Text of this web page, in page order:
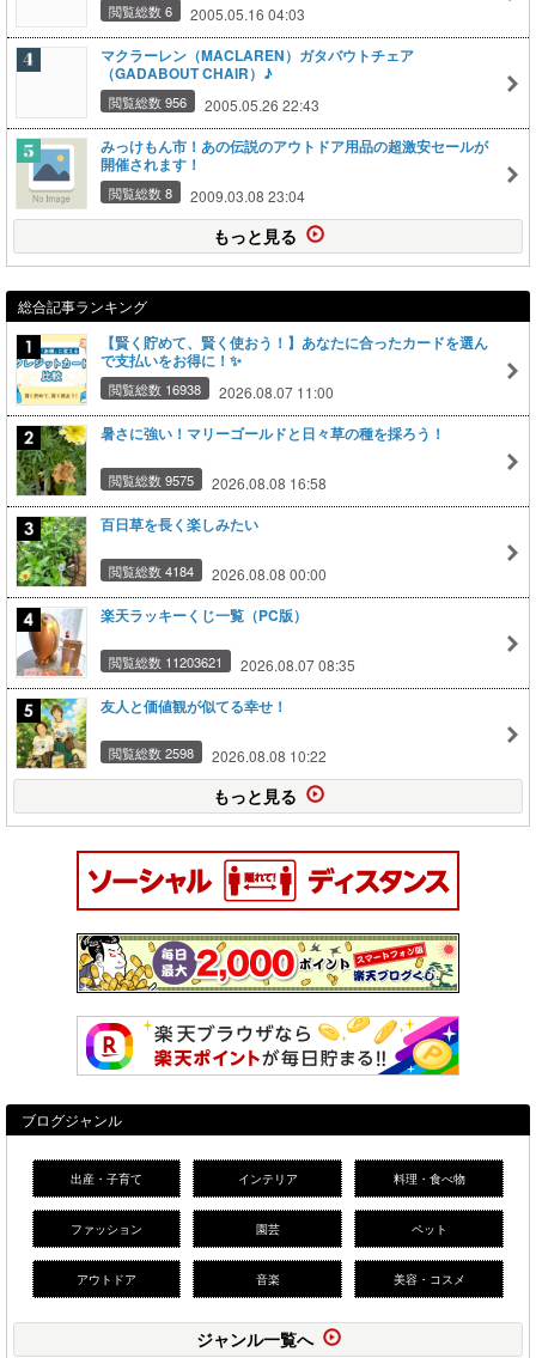
閲覧総数 6 2005.05.16 04:03
マクラーレン（MACLAREN）ガタバウトチェア
（GADABOUT CHAIR）♪
閲覧総数 956 2005.05.26 22:43
みっけもん市！あの伝説のアウトドア用品の超激安セールが
開催されます！
閲覧総数 8 2009.03.08 23:04
もっと見る
総合記事ランキング
【賢く貯めて、賢く使おう！】あなたに合ったカードを選ん
で支払いをお得に！✨
閲覧総数 16938 2026.08.07 11:00
暑さに強い！マリーゴールドと日々草の種を採ろう！
閲覧総数 9575 2026.08.08 16:58
百日草を長く楽しみたい
閲覧総数 4184 2026.08.08 00:00
楽天ラッキーくじ一覧（PC版）
閲覧総数 11203621 2026.08.07 08:35
友人と価値観が似てる幸せ！
閲覧総数 2598 2026.08.08 10:22
もっと見る
ブログジャンル
出産・子育て インテリア 料理・食べ物
ファッション 園芸 ペット
アウトドア 音楽 美容・コスメ
ジャンル一覧へ